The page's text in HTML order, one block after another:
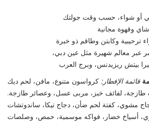
أو شواء، حسب وقت جولتك
وقهوة مجانية
ترحيبية وكابتن وطاقم ذو خبرة
عبر معالم شهيرة مثل عين دبي،
بيتش ريزيدنس، وبرج العرب
قائمة الإفطار: كرواسون متنوع، مافن، لحم ديك
طازجة، لفائف خبز، مربى عسل، وعصائر طازجة.
مشوي، كفتة لحم ضأن، دجاج تيكا، ساندوتشات